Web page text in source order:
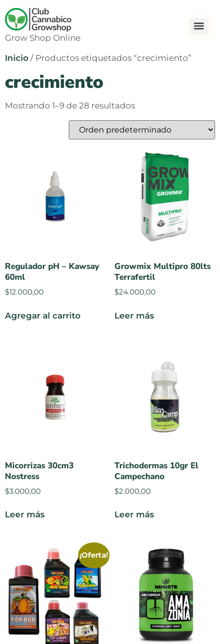
Grow Shop Online
Inicio / Productos etiquetados “crecimiento”
crecimiento
Mostrando 1–9 de 28 resultados
Regulador pH – Kawsay
60ml
$12.000,00
Agregar al carrito
Growmix Multipro 80lts
Terrafertil
$24.000,00
Leer más
Micorrizas 30cm3
Nostress
$3.000,00
Leer más
Trichodermas 10gr El
Campechano
$2.000,00
Leer más
¡Oferta!